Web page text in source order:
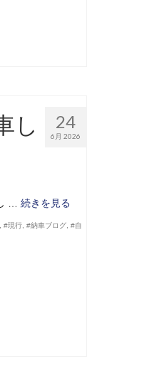
24
6月 2026
し
し …続きを見る
,#現行 ,#納車ブログ ,#自